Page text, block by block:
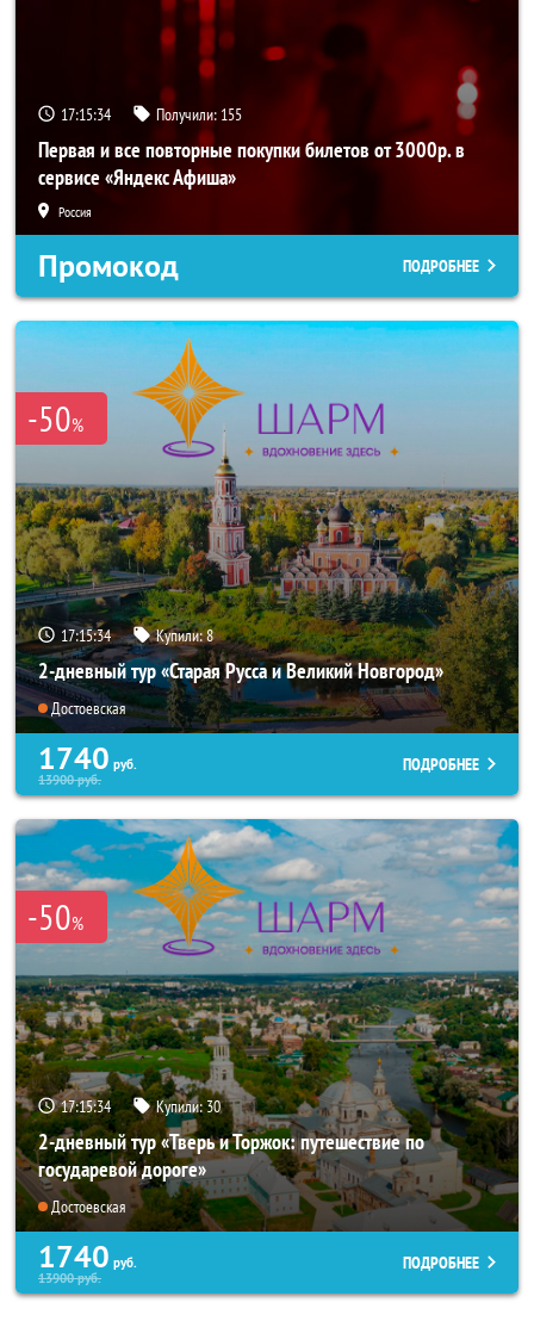
17:15:33 Получили: 155
Первая и все повторные покупки билетов от 3000р. в
сервисе «Яндекс Афиша»
Россия
Промокод ПОДРОБНЕЕ
-50%
17:15:33 Купили:8
2-дневный тур «Старая Русса и Великий Новгород»
Достоевская
1740 руб.
13900руб.
ПОДРОБНЕЕ
-50%
17:15:33 Купили:30
2-дневный тур «Тверь и Торжок: путешествие по
государевой дороге»
Достоевская
1740 руб.
13900руб.
ПОДРОБНЕЕ